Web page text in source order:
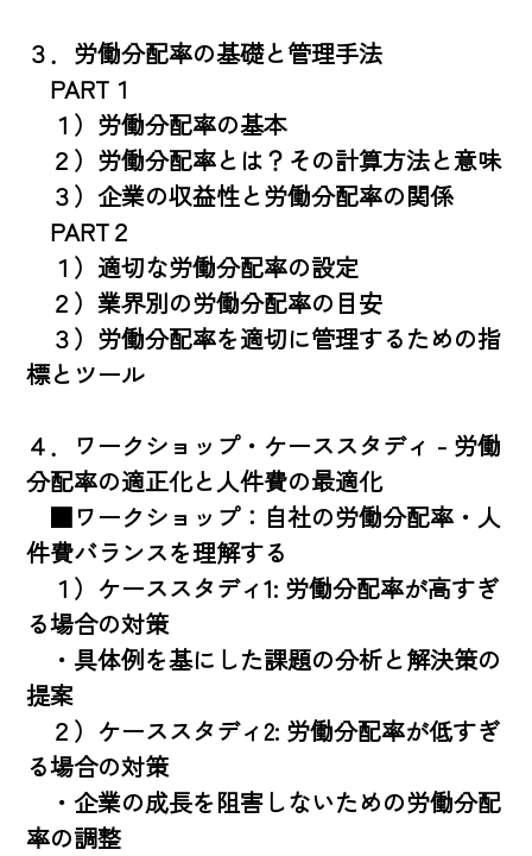
３．労働分配率の基礎と管理手法
PART１
１）労働分配率の基本
２）労働分配率とは？その計算方法と意味
３）企業の収益性と労働分配率の関係
PART２
１）適切な労働分配率の設定
２）業界別の労働分配率の目安
３）労働分配率を適切に管理するための指
標とツール
４．ワークショップ・ケーススタディ - 労働
分配率の適正化と人件費の最適化
■ワークショップ：自社の労働分配率・人
件費バランスを理解する
１）ケーススタディ1: 労働分配率が高すぎ
る場合の対策
・具体例を基にした課題の分析と解決策の
提案
２）ケーススタディ2: 労働分配率が低すぎ
る場合の対策
・企業の成長を阻害しないための労働分配
率の調整